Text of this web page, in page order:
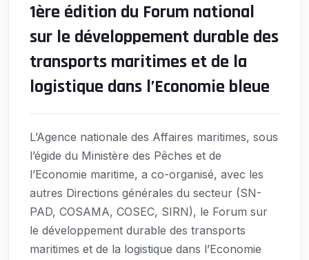
1ère édition du Forum national
sur le développement durable des
transports maritimes et de la
logistique dans l’Economie bleue
L’Agence nationale des Affaires maritimes, sous
l’égide du Ministère des Pêches et de
l’Economie maritime, a co-organisé, avec les
autres Directions générales du secteur (SN-
PAD, COSAMA, COSEC, SIRN), le Forum sur
le développement durable des transports
maritimes et de la logistique dans l’Economie